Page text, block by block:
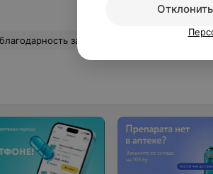
и золотые руки, профессионал в своем деле. Медицинской сестре А.М
Отклонить